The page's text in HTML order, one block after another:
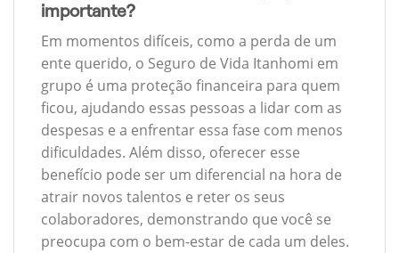
importante?
Em momentos difíceis, como a perda de um
ente querido, o Seguro de Vida Itanhomi em
grupo é uma proteção financeira para quem
ficou, ajudando essas pessoas a lidar com as
despesas e a enfrentar essa fase com menos
dificuldades. Além disso, oferecer esse
benefício pode ser um diferencial na hora de
atrair novos talentos e reter os seus
colaboradores, demonstrando que você se
preocupa com o bem-estar de cada um deles.